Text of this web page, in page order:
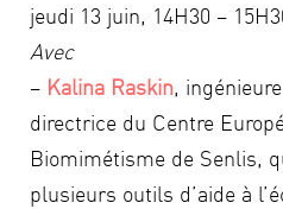
jeudi 13 juin, 14H30 –
Avec
– Kalina Raskin,
directrice du Centre
Biomimétisme de Senlis,
plusieurs outils d’aide à